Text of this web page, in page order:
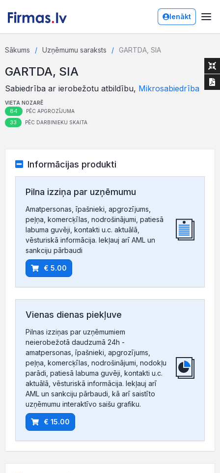
Ienākt
Sākums Uzņēmumu saraksts GARTDA, SIA
GARTDA, SIA
Sabiedrība ar ierobežotu atbildību, Mikrosabiedrība
VIETA NOZARĒ
84 PĒC APGROZĪJUMA
33 PĒC DARBINIEKU SKAITA
Informācijas produkti
Pilna izziņa par uzņēmumu
Amatpersonas, īpašnieki, apgrozījums,
peļņa, komercķīlas, nodrošinājumi, patiesā
labuma guvēji, kontakti u.c. aktuālā,
vēsturiskā informācija. Iekļauj arī AML un
sankciju pārbaudi
€ 5.00
Vienas dienas piekļuve
Pilnas izziņas par uzņēmumiem
neierobežotā daudzumā 24h -
amatpersonas, īpašnieki, apgrozījums,
peļņa, komercķīlas, nodrošinājumi, nodokļu
parādi, patiesā labuma guvēji, kontakti u.c.
aktuālā, vēsturiskā informācija. Iekļauj arī
AML un sankciju pārbaudi, kā arī saistīto
uzņēmumu interaktīvo saišu grafiku.
€ 15.00